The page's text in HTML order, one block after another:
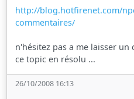
http://blog.hotfirenet.com/
commentaires/
n'hésitez pas a me laisser
ce topic en résolu ...
26/10/2008 16:13